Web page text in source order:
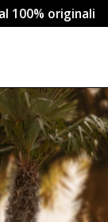
100% originali